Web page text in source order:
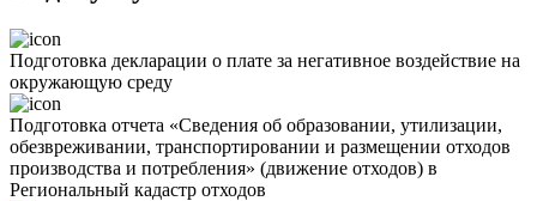
Подготовка декларации о плате за негативное воздействие на
окружающую среду
Подготовка отчета «Сведения об образовании, утилизации,
обезвреживании, транспортировании и размещении отходов
производства и потребления» (движение отходов) в
Региональный кадастр отходов